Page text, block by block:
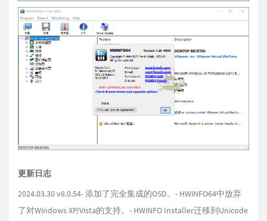
更新日志
2024.03.30 v8.0.54- 添加了完全集成的OSD。- HWiNFO64中放弃
了对Windows XP/Vista的支持。- HWiNFO Installer迁移到Unicode